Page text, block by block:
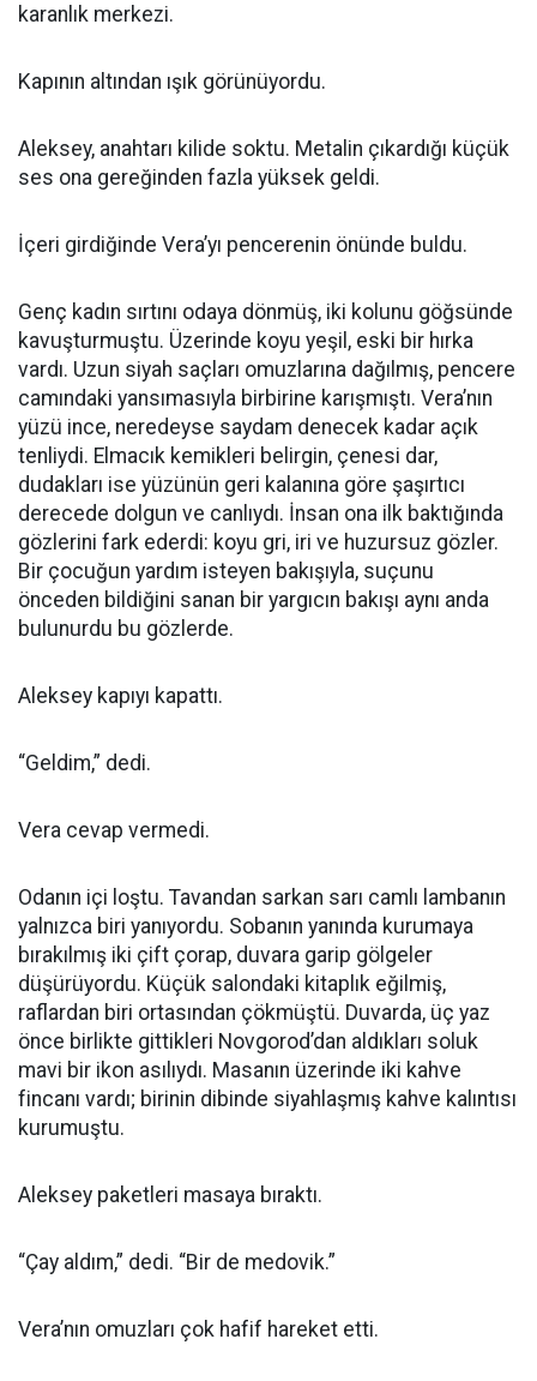
karanlık merkezi.
Kapının altından ışık görünüyordu.
Aleksey, anahtarı kilide soktu. Metalin çıkardığı küçük
ses ona gereğinden fazla yüksek geldi.
İçeri girdiğinde Vera’yı pencerenin önünde buldu.
Genç kadın sırtını odaya dönmüş, iki kolunu göğsünde
kavuşturmuştu. Üzerinde koyu yeşil, eski bir hırka
vardı. Uzun siyah saçları omuzlarına dağılmış, pencere
camındaki yansımasıyla birbirine karışmıştı. Vera’nın
yüzü ince, neredeyse saydam denecek kadar açık
tenliydi. Elmacık kemikleri belirgin, çenesi dar,
dudakları ise yüzünün geri kalanına göre şaşırtıcı
derecede dolgun ve canlıydı. İnsan ona ilk baktığında
gözlerini fark ederdi: koyu gri, iri ve huzursuz gözler.
Bir çocuğun yardım isteyen bakışıyla, suçunu
önceden bildiğini sanan bir yargıcın bakışı aynı anda
bulunurdu bu gözlerde.
Aleksey kapıyı kapattı.
“Geldim,” dedi.
Vera cevap vermedi.
Odanın içi loştu. Tavandan sarkan sarı camlı lambanın
yalnızca biri yanıyordu. Sobanın yanında kurumaya
bırakılmış iki çift çorap, duvara garip gölgeler
düşürüyordu. Küçük salondaki kitaplık eğilmiş,
raflardan biri ortasından çökmüştü. Duvarda, üç yaz
önce birlikte gittikleri Novgorod’dan aldıkları soluk
mavi bir ikon asılıydı. Masanın üzerinde iki kahve
fincanı vardı; birinin dibinde siyahlaşmış kahve kalıntısı
kurumuştu.
Aleksey paketleri masaya bıraktı.
“Çay aldım,” dedi. “Bir de medovik.”
Vera’nın omuzları çok hafif hareket etti.